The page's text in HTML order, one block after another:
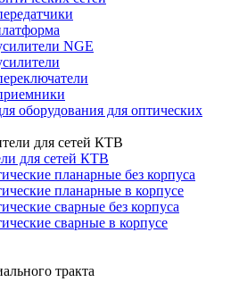
NGE
оборудования для оптических
для сетей КТВ
планарные без корпуса
планарные в корпусе
сварные без корпуса
сварные в корпусе